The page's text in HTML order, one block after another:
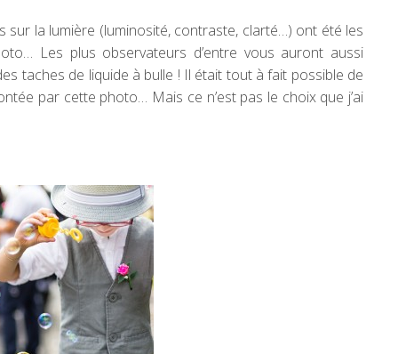
sur la lumière (luminosité, contraste, clarté…) ont été les
Les plus observateurs d’entre vous auront aussi
taches de liquide à bulle ! Il était tout à fait possible de
par cette photo… Mais ce n’est pas le choix que j’ai